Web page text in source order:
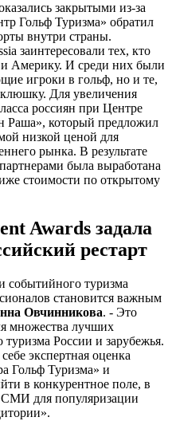
закрытыми из-за
Гольф Туризма» обратил
внутри страны.
заинтересовали тех, кто
Америку. И среди них были
игроки в гольф, но и те,
Для увеличения
россиян при Центре
Раша», который предложил
низкой ценой для
рынка. В результате
была выработана
стоимости по открытому
Awards задала
рестарт
событийного туризма
становится важным
Овчинникова. - Это
множества лучших
России и зарубежья.
экспертная оценка
Гольф Туризма» и
в конкурентное поле, в
для популяризации